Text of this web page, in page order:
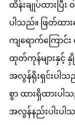
ထိန်းချုပ်ထားပြီ
ပါသည်။ ဖြတ်ထာ
ကျရောက်ကြောင်
ထုတ်ကုန်များနှင့်
အလွန်ရိုးရှင်းပါသ
စွာ ထားရှိထားပါ
အလွန်နည်းပါးပါ